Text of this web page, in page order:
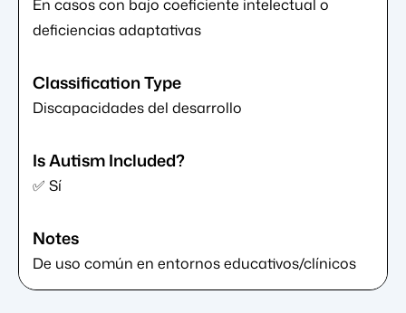
En casos con bajo coeficiente intelectual o
deficiencias adaptativas
Discapacidades del desarrollo
✅ Sí
De uso común en entornos educativos/clínicos